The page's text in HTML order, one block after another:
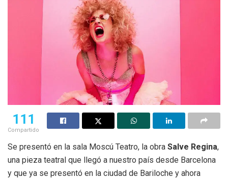
111
Compartido
Se presentó en la sala Moscú Teatro, la obra Salve Regina,
una pieza teatral que llegó a nuestro país desde Barcelona
y que ya se presentó en la ciudad de Bariloche y ahora